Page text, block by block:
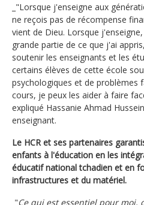
_"Lorsque j'enseigne aux
ne reçois pas de récompense
vient de Dieu. Lorsque
grande partie de ce que j'ai
soutenir les enseignants et les
certains élèves de cette école
psychologiques et de problèmes
cours, je peux les aider à faire
expliqué Hassanie Ahmad
enseignant.
Le HCR et ses partenaires
enfants à l'éducation en les
éducatif national tchadien et en
infrastructures et du matériel.
"Ce qui est essentiel pour moi,